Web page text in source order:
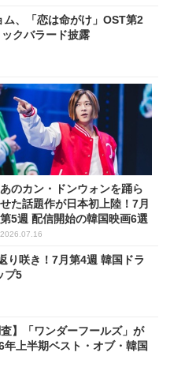
ム、「恋は命がけ」OST第2
クバラード披露
あのカン・ドンウォンを踊ら
せた話題作が日本初上陸！7月
第5週 配信開始の韓国映画6選
2026.07.16
り咲き！7月第4週 韓国ドラ
プ5
】「ワンダーフールズ」が
上半期ベスト・オブ・韓国